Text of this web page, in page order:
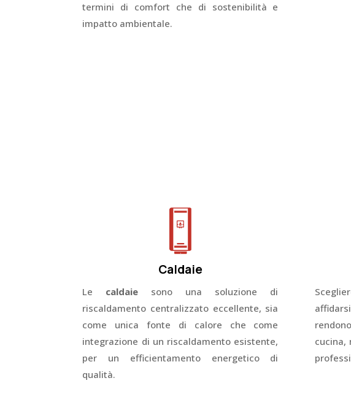
termini di comfort che di sostenibilità e
impatto ambientale.
Caldaie
Le caldaie sono una soluzione di
riscaldamento centralizzato eccellente, sia
come unica fonte di calore che come
integrazione di un riscaldamento esistente,
per un efficientamento energetico di
qualità.
cucina,